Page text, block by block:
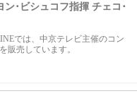
･ビシュコフ指揮 チェコ･
では、中京テレビ主催のコン
販売しています。